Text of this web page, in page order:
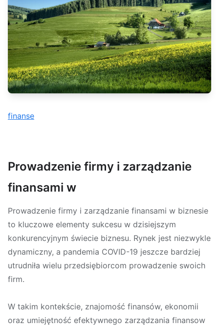
finanse
Prowadzenie firmy i zarządzanie
finansami w
Prowadzenie firmy i zarządzanie finansami w biznesie
to kluczowe elementy sukcesu w dzisiejszym
konkurencyjnym świecie biznesu. Rynek jest niezwykle
dynamiczny, a pandemia COVID-19 jeszcze bardziej
utrudniła wielu przedsiębiorcom prowadzenie swoich
firm.
W takim kontekście, znajomość finansów, ekonomii
oraz umiejętność efektywnego zarządzania finansow